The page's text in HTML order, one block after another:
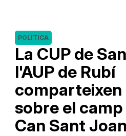
La CUP de
l'AUP de Rubí
sobre el
Can Sant Joan
POLÍTICA